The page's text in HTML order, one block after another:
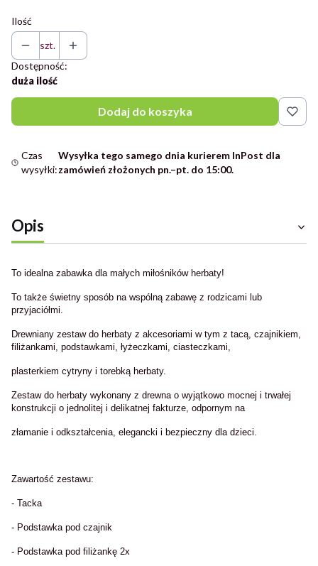
Ilość
szt.
Dostępność:
duża ilość
Dodaj do koszyka
Czas
wysyłki:
Wysyłka tego samego dnia kurierem InPost dla
zamówień złożonych pn.–pt. do 15:00.
Opis
To idealna zabawka dla małych miłośników herbaty!
To także świetny sposób na wspólną zabawę z rodzicami lub
przyjaciółmi.
Drewniany zestaw do herbaty z akcesoriami w tym z tacą, czajnikiem,
filiżankami, podstawkami, łyżeczkami, ciasteczkami,
plasterkiem cytryny i torebką herbaty.
Zestaw do herbaty wykonany z drewna o wyjątkowo mocnej i trwałej
konstrukcji o jednolitej i delikatnej fakturze, odpornym na
złamanie i odkształcenia, elegancki i bezpieczny dla dzieci.
Zawartość zestawu:
- Tacka
- Podstawka pod czajnik
- Podstawka pod filiżankę 2x